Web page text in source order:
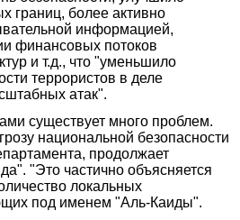
границ, более активно
информацией,
финансовых потоков
и т.д., что "уменьшило
террористов в деле
атак".
существует много проблем.
национальной безопасности
продолжает
"Это частично объясняется
локальных
под именем "Аль-Каиды".